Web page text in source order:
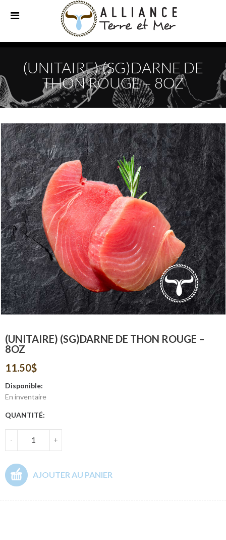
(UNITAIRE) (SG)DARNE DE
THON ROUGE – 8OZ
(UNITAIRE) (SG)DARNE DE THON ROUGE –
8OZ
11.50$
Disponible:
En inventaire
QUANTITÉ:
- +
AJOUTER AU PANIER